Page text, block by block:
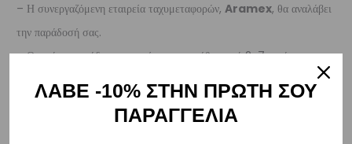
– Η συνεργαζόμενη εταιρεία ταχυμεταφορών, Aramex, θα αναλάβει
την παράδοσή σας.
– Οι χρόνοι παράδοσης κυμαίνονται συνήθως από 2-7 εργάσιμες
ΛΑΒΕ -10% ΣΤΗΝ ΠΡΩΤΗ ΣΟΥ
ΠΑΡΑΓΓΕΛΙΑ